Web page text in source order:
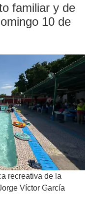
familiar y de
10 de
recreativa de la
Víctor García